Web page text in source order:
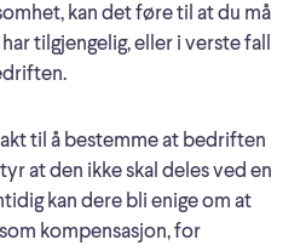
kan det føre til at du må
tilgjengelig, eller i verste fall
til å bestemme at bedriften
at den ikke skal deles ved en
kan dere bli enige om at
kompensasjon, for